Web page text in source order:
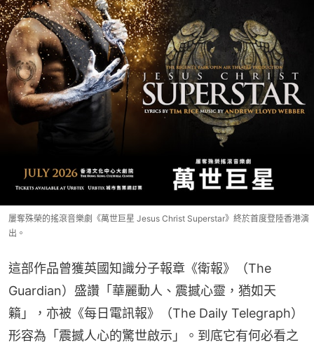
屢奪殊榮的搖滾音樂劇《萬世巨星 Jesus Christ Superstar》終於首度登陸香港演
出。
這部作品曾獲英國知識分子報章《衛報》（The
Guardian）盛讚「華麗動人、震撼心靈，猶如天
籟」，亦被《每日電訊報》（The Daily Telegraph）
形容為「震撼人心的驚世啟示」。到底它有何必看之